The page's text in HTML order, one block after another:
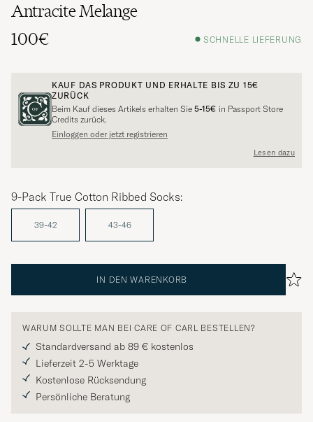
Antracite Melange
100€
SCHNELLE LIEFERUNG
KAUF DAS PRODUKT UND ERHALTE BIS ZU 15€
ZURÜCK
Beim Kauf dieses Artikels erhalten Sie 5-15€ in Passport Store
Credits zurück.
Einloggen oder jetzt registrieren
Lesen dazu
9-Pack True Cotton Ribbed Socks:
39-42 43-46
IN DEN WARENKORB
WARUM SOLLTE MAN BEI CARE OF CARL BESTELLEN?
Standardversand ab 89 € kostenlos
Lieferzeit 2-5 Werktage
Kostenlose Rücksendung
Persönliche Beratung